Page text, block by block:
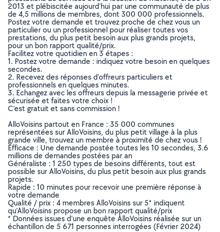
2013 et plébiscitée aujourd’hui par une communauté de plus
de 4,5 millions de membres, dont 300 000 professionnels.
Postez votre demande et trouvez proche de chez vous un
particulier ou un professionnel pour réaliser toutes vos
prestations, du plus petit besoin aux plus grands projets,
pour un bon rapport qualité/prix.
Facilitez votre quotidien en 3 étapes :
1. Postez votre demande : indiquez votre besoin en quelques
secondes.
2. Recevez des réponses d’offreurs particuliers et
professionnels en quelques minutes.
3. Echangez avec les offreurs depuis la messagerie privée et
sécurisée et faites votre choix !
C’est gratuit et sans commission !
AlloVoisins partout en France : 35 000 communes
représentées sur AlloVoisins, du plus petit village à la plus
grande ville, trouvez un membre à proximité de chez vous !
Efficace : Une demande postée toutes les 10 secondes, 3.6
millions de demandes postées par an
Généraliste : 1 250 types de besoins différents, tout est
possible sur AlloVoisins, du plus petit besoin aux plus grands
projets.
Rapide : 10 minutes pour recevoir une première réponse à
votre demande
Qualité / prix : 4 membres AlloVoisins sur 5* indiquent
qu’AlloVoisins propose un bon rapport qualité/prix
* Données issues d’une enquête AlloVoisins réalisée sur un
échantillon de 5 671 personnes interrogées (Février 2024)